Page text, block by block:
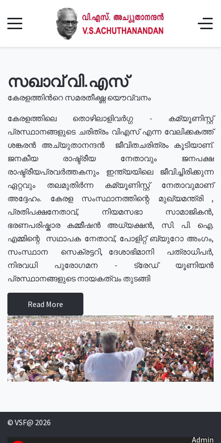
സഖാവ് വി.എസ്
കേരളത്തിൻറെ സമരതീക്ഷ്ണ യൌവ്വനം
കേരളത്തിലെ തൊഴിലാളിവർഗ്ഗ - കമ്യൂണിസ്റ്റ്
പ്രസ്ഥാനങ്ങളുടെ ചരിത്രം വിഎസ് എന്ന വേലിക്കകത്ത്
ശങ്കരൻ അച്യുതാനന്ദൻ ജീവിതചരിത്രം കൂടിയാണ്.
ജനകീയ രാഷ്ട്രീയ നേതാവും ജനപക്ഷ
രാഷ്ട്രീയപ്രവർത്തകനും ഇന്ത്യയിലെ ജീവിച്ചിരിക്കുന്ന
ഏറ്റവും തലമുതിർന്ന കമ്യൂണിസ്റ്റ് നേതാവുമാണ്
അദ്ദേഹം. കേരള സംസ്ഥാനത്തിന്റെ മുഖ്യമന്ത്രി ,
പ്രതിപക്ഷനേതാവ്, നിയമസഭാ സാമാജികൻ,
ഭരണപരിഷ്കാര കമ്മീഷൻ അധ്യക്ഷൻ, സി. പി. ഐ.
എമ്മിന്റെ സഥാപക നേതാവ്, പോളിറ്റ് ബ്യുറോ അംഗം,
സംസ്ഥാന സെക്രട്ടറി, ദേശാഭിമാനി പത്രാധിപർ,
നിരവധി പുരോഗമന - ട്രേഡ് യൂണിയൻ
പ്രസ്ഥാനങ്ങളുടെ നായകത്വം തുടങ്ങി
Read More
© VSF@ 2026
Admin